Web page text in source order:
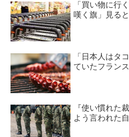
「買い物に行
嘆く旗」見る
「日本人はタ
ていたフラン
『使い慣れた
よう言われた